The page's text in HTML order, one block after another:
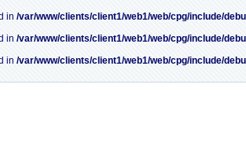
in /var/www/clients/client1/web1/web/cpg/include/
in /var/www/clients/client1/web1/web/cpg/include/
in /var/www/clients/client1/web1/web/cpg/include/